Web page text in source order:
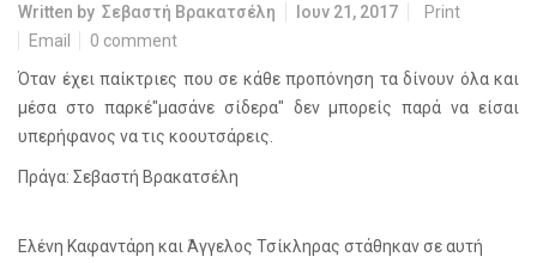
Written by Σεβαστή Βρακατσέλη Ιουν 21, 2017
Print
Email
0 comment
Όταν έχει παίκτριες που σε κάθε προπόνηση τα δίνουν όλα και
μέσα στο παρκέ"μασάνε σίδερα" δεν μπορείς παρά να είσαι
υπερήφανος να τις κοουτσάρεις.
Πράγα: Σεβαστή Βρακατσέλη
Ελένη Καφαντάρη και Άγγελος Τσίκληρας στάθηκαν σε αυτή